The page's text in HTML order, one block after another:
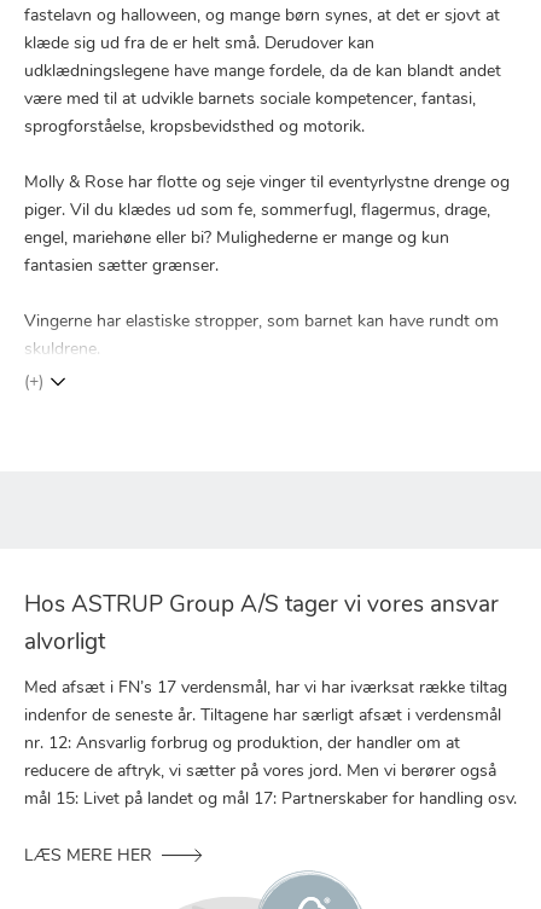
fastelavn og halloween, og mange børn synes, at det er sjovt at
klæde sig ud fra de er helt små. Derudover kan
udklædningslegene have mange fordele, da de kan blandt andet
være med til at udvikle barnets sociale kompetencer, fantasi,
sprogforståelse, kropsbevidsthed og motorik.
Molly & Rose har flotte og seje vinger til eventyrlystne drenge og
piger. Vil du klædes ud som fe, sommerfugl, flagermus, drage,
engel, mariehøne eller bi? Mulighederne er mange og kun
fantasien sætter grænser.
Vingerne har elastiske stropper, som barnet kan have rundt om
skuldrene.
(+)
Hos ASTRUP Group A/S tager vi vores ansvar
alvorligt
Med afsæt i FN’s 17 verdensmål, har vi har iværksat række tiltag
indenfor de seneste år. Tiltagene har særligt afsæt i verdensmål
nr. 12: Ansvarlig forbrug og produktion, der handler om at
reducere de aftryk, vi sætter på vores jord. Men vi berører også
mål 15: Livet på landet og mål 17: Partnerskaber for handling osv.
LÆS MERE HER